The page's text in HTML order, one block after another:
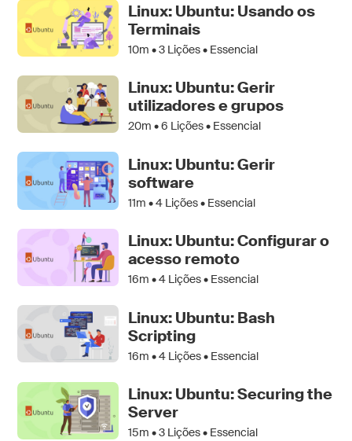
Linux: Ubuntu: Usando os
Terminais
10m •3 Lições • Essencial
Linux: Ubuntu: Gerir
utilizadores e grupos
20m •6 Lições • Essencial
Linux: Ubuntu: Gerir
software
11m •4 Lições • Essencial
Linux: Ubuntu: Configurar o
acesso remoto
16m •4 Lições • Essencial
Linux: Ubuntu: Bash
Scripting
16m •4 Lições • Essencial
Linux: Ubuntu: Securing the
Server
15m •3 Lições • Essencial